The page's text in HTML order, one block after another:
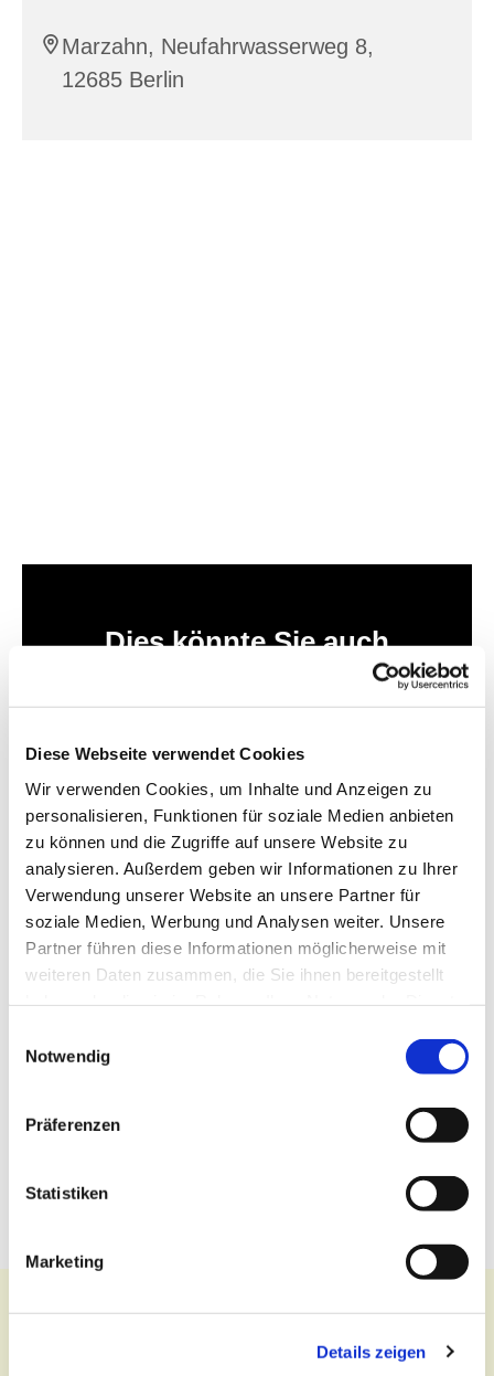
Diese Webseite verwendet Cookies
Wir verwenden Cookies, um Inhalte und Anzeigen zu
personalisieren, Funktionen für soziale Medien anbieten
zu können und die Zugriffe auf unsere Website zu
analysieren. Außerdem geben wir Informationen zu Ihrer
Verwendung unserer Website an unsere Partner für
soziale Medien, Werbung und Analysen weiter. Unsere
Partner führen diese Informationen möglicherweise mit
weiteren Daten zusammen, die Sie ihnen bereitgestellt
Notwendig
Präferenzen
Statistiken
Marketing
Details zeigen
Marzahn, Neufahrwasserweg 8,
12685 Berlin
Dies könnte Sie auch